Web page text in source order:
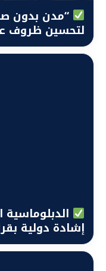
“مدن بدون
لتحسين ظروف
المغربية
الدبلوماسية
إشادة دولية
الصحراء